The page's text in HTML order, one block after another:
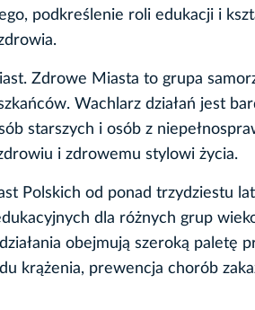
podkreślenie roli edukacji i
Zdrowe Miasta to grupa
Wachlarz działań jest
starszych i osób z
i zdrowemu stylowi życia.
Polskich od ponad trzydziestu
dla różnych grup
obejmują szeroką paletę
krążenia, prewencja chorób